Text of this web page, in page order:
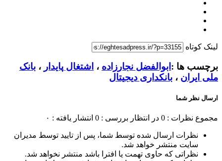
لینک کوتاه
برچسب ها : ابوالفضل نجارزاده ، اشتغال پایدار ، بانک
ملی ایران ، بانکداری دیجیتال
ارسال نظر شما
مجموع نظرات : 0 در انتظار بررسی : 0 انتشار یافته : ۰
نظرات ارسال شده توسط شما، پس از تایید توسط مدیران
سایت منتشر خواهد شد.
نظراتی که حاوی تهمت یا افترا باشد منتشر نخواهد شد.